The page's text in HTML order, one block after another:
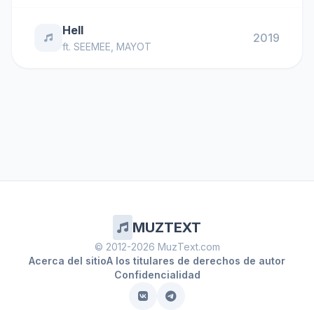
Hell
ft. SEEMEE MAYOT
2019
MUZTEXT
© 2012-2026 MuzText.com
Acerca del sitioA los titulares de derechos de autor
Confidencialidad